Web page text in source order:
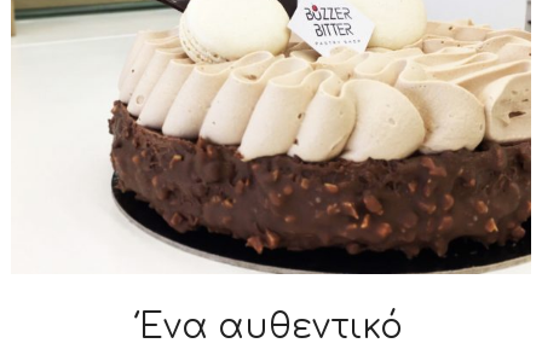
Ένα αυθεντικό